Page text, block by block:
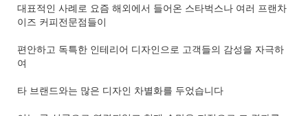
대표적인 사례로 요즘 해외에서 들어온 스타벅스나 여러 프랜차
이즈 커피전문점들이
편안하고 독특한 인테리어 디자인으로 고객들의 감성을 자극하
여
타 브랜드와는 많은 디자인 차별화를 두었습니다